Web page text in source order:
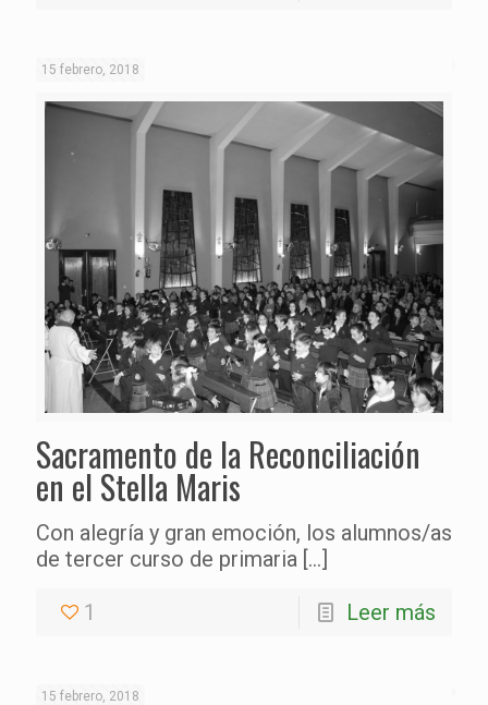
15 febrero, 2018
Sacramento de la Reconciliación
en el Stella Maris
Con alegría y gran emoción, los alumnos/as
de tercer curso de primaria […]
1 Leer más
15 febrero, 2018